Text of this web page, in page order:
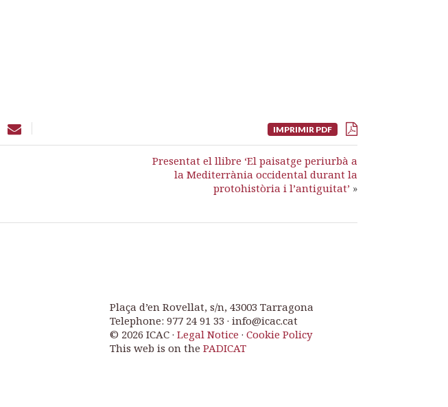
IMPRIMIR PDF
Presentat el llibre ‘El paisatge periurbà a
la Mediterrània occidental durant la
protohistòria i l’antiguitat’ »
Plaça d’en Rovellat, s/n, 43003 Tarragona
Telephone: 977 24 91 33 · info@icac.cat
© 2026 ICAC ·Legal Notice ·Cookie Policy
This web is on thePADICAT